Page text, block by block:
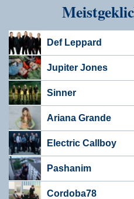
Def Leppard
Jupiter Jones
Sinner
Ariana Grande
Electric Callboy
Pashanim
Cordoba78